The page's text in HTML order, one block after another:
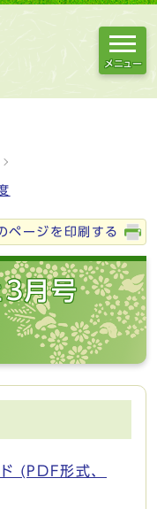
メニュー
ページを印刷する
3月号
(PDF形式、